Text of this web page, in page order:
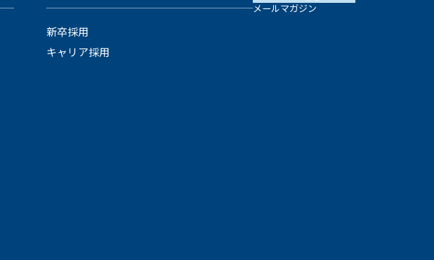
新卒採用
キャリア採用
メールマガジン